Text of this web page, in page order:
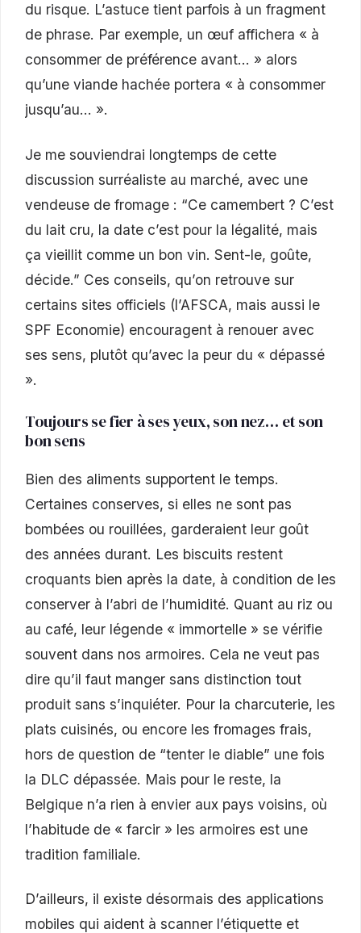
du risque. L’astuce tient parfois à un fragment
de phrase. Par exemple, un œuf affichera « à
consommer de préférence avant… » alors
qu’une viande hachée portera « à consommer
jusqu’au… ».
Je me souviendrai longtemps de cette
discussion surréaliste au marché, avec une
vendeuse de fromage : “Ce camembert ? C’est
du lait cru, la date c’est pour la légalité, mais
ça vieillit comme un bon vin. Sent-le, goûte,
décide.” Ces conseils, qu’on retrouve sur
certains sites officiels (l’AFSCA, mais aussi le
SPF Economie) encouragent à renouer avec
ses sens, plutôt qu’avec la peur du « dépassé
».
Toujours se fier à ses yeux, son nez… et son
bon sens
Bien des aliments supportent le temps.
Certaines conserves, si elles ne sont pas
bombées ou rouillées, garderaient leur goût
des années durant. Les biscuits restent
croquants bien après la date, à condition de les
conserver à l’abri de l’humidité. Quant au riz ou
au café, leur légende « immortelle » se vérifie
souvent dans nos armoires. Cela ne veut pas
dire qu’il faut manger sans distinction tout
produit sans s’inquiéter. Pour la charcuterie, les
plats cuisinés, ou encore les fromages frais,
hors de question de “tenter le diable” une fois
la DLC dépassée. Mais pour le reste, la
Belgique n’a rien à envier aux pays voisins, où
l’habitude de « farcir » les armoires est une
tradition familiale.
D’ailleurs, il existe désormais des applications
mobiles qui aident à scanner l’étiquette et